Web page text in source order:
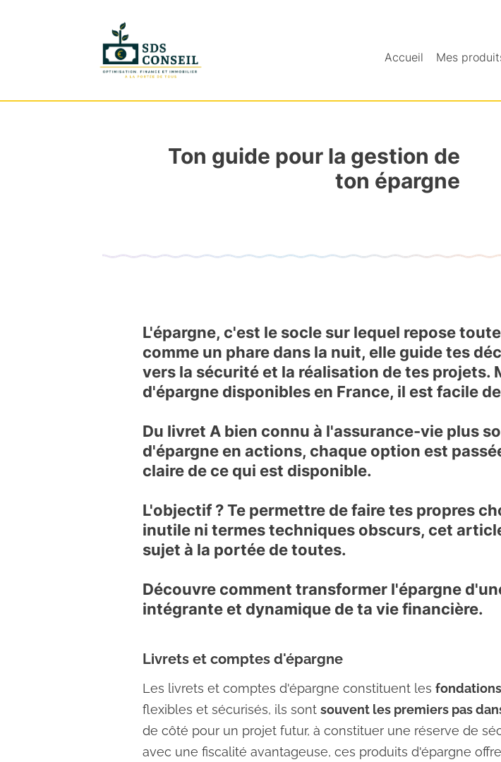
Accueil Mes
Ton guide pour la gestion de
ton épargne
L'épargne, c'est le socle sur lequel repose
comme un phare dans la nuit, elle guide tes
vers la sécurité et la réalisation de tes projets.
d'épargne disponibles en France, il est facile
Du livret A bien connu à l'assurance-vie plus
d'épargne en actions, chaque option est
claire de ce qui est disponible.
L'objectif ?Te permettre de faire tes propres
inutile ni termes techniques obscurs, cet
sujet à la portée de toutes.
Découvre comment transformer l'épargne
intégrante et dynamique de ta vie financière.
Livrets et comptes d'épargne
Les livrets et comptes d'épargne constituent les
flexibles et sécurisés, ils sont souvent les premiers pas
de côté pour un projet futur, à constituer une réserve de
avec une fiscalité avantageuse, ces produits d'épargne